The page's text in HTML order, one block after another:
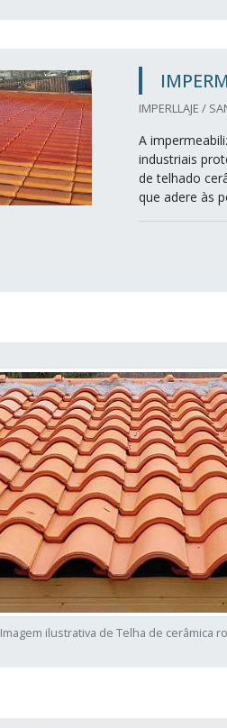
IMPERLLAJE /
A
industriais
de telhado
que adere às
Imagem ilustrativa de Telha de cerâmica